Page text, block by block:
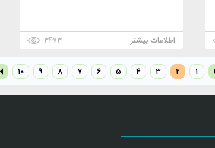
اطلاعات بیشتر ۳۴۷۳
۱ ۲ ۳ ۴ ۵ ۶ ۷ ۸ ۹ ۱۰